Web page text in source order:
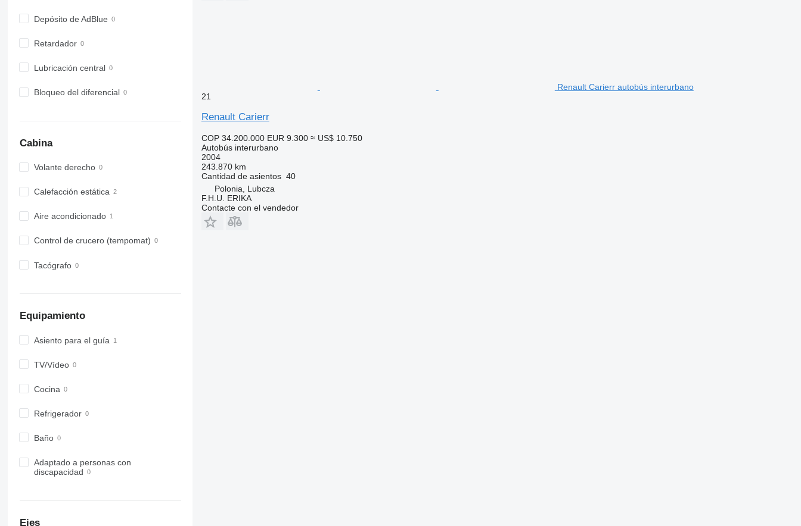
Depósito de AdBlue
Retardador
Lubricación central
Bloqueo del diferencial
Cabina
Volante derecho
Calefacción estática
Aire acondicionado
Control de crucero (tempomat)
Tacógrafo
Equipamiento
Asiento para el guía
TV/Vídeo
Cocina
Refrigerador
Baño
Adaptado a personas con
discapacidad
Ejes
Renault Carierr autobús interurbano
21
Renault Carierr
COP 34.200.000 EUR 9.300 ≈ US$ 10.750
Autobús interurbano
2004
243.870 km
Cantidad de asientos 40
Polonia, Lubcza
F.H.U. ERIKA
Contacte con el vendedor